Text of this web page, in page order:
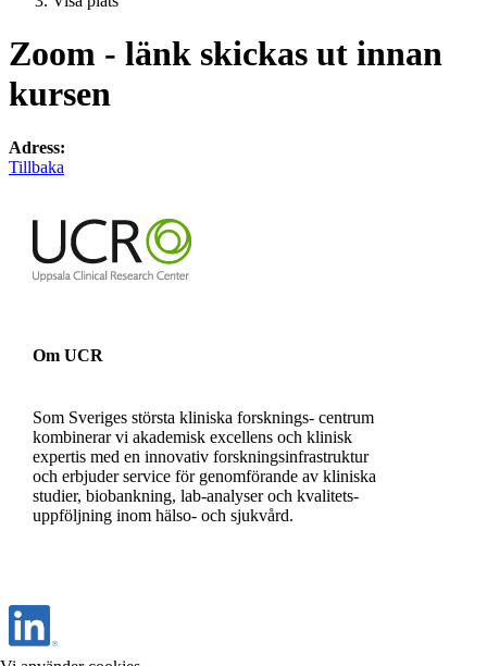
Zoom - länk skickas ut innan
kursen
Adress:
Tillbaka
Om UCR
Som Sveriges största kliniska forsknings- centrum
kombinerar vi akademisk excellens och klinisk
expertis med en innovativ forskningsinfrastruktur
och erbjuder service för genomförande av kliniska
studier, biobankning, lab-analyser och kvalitets-
uppföljning inom hälso- och sjukvård.